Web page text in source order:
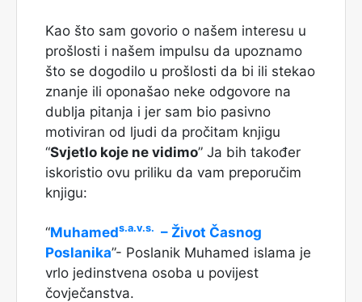
Kao što sam govorio o našem interesu u
prošlosti i našem impulsu da upoznamo
što se dogodilo u prošlosti da bi ili stekao
znanje ili oponašao neke odgovore na
dublja pitanja i jer sam bio pasivno
motiviran od ljudi da pročitam knjigu
“Svjetlo koje ne vidimo” Ja bih također
iskoristio ovu priliku da vam preporučim
knjigu:
“Muhameds.a.v.s. – Život Časnog
Poslanika”- Poslanik Muhamed islama je
vrlo jedinstvena osoba u povijest
čovječanstva.